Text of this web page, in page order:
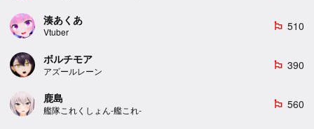
湊あくあ
Vtuber
emoji_flags 510
ボルチモア
アズールレーン
emoji_flags 390
鹿島
艦隊これくしょん-艦これ-
emoji_flags 560